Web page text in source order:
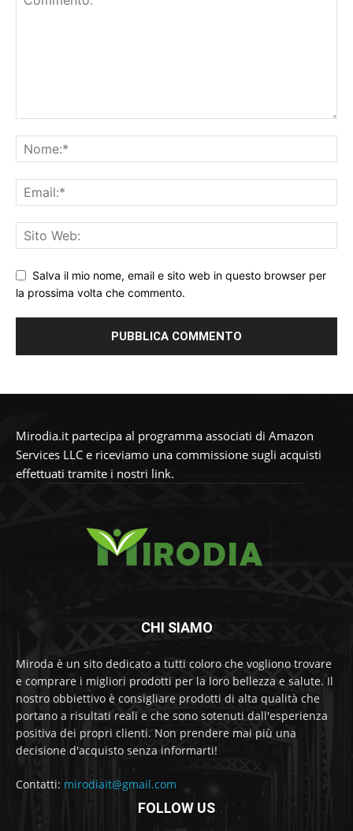
Salva il mio nome, email e sito web in questo browser per
la prossima volta che commento.
Mirodia.it partecipa al programma associati di Amazon
Services LLC e riceviamo una commissione sugli acquisti
effettuati tramite i nostri link.
CHI SIAMO
Miroda è un sito dedicato a tutti coloro che vogliono trovare
e comprare i migliori prodotti per la loro bellezza e salute. Il
nostro obbiettivo è consigliare prodotti di alta qualità che
portano a risultati reali e che sono sotenuti dall'esperienza
positiva dei propri clienti. Non prendere mai più una
decisione d'acquisto senza informarti!
Contatti: mirodiait@gmail.com
FOLLOW US